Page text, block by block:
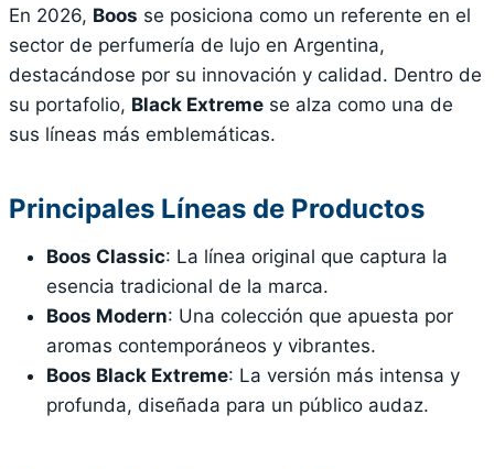
En 2026, Boos se posiciona como un referente en el
sector de perfumería de lujo en Argentina,
destacándose por su innovación y calidad. Dentro de
su portafolio, Black Extreme se alza como una de
sus líneas más emblemáticas.
Principales Líneas de Productos
Boos Classic: La línea original que captura la
esencia tradicional de la marca.
Boos Modern: Una colección que apuesta por
aromas contemporáneos y vibrantes.
Boos Black Extreme: La versión más intensa y
profunda, diseñada para un público audaz.